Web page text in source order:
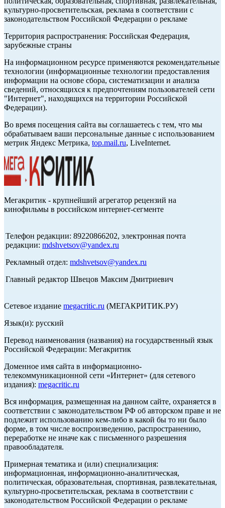
культурно-просветительская, реклама в соответствии с
законодательством Российской Федерации о рекламе
Территория распространения: Российская Федерация,
зарубежные страны
На информационном ресурсе применяются рекомендательные
технологии (информационные технологии предоставления
информации на основе сбора, систематизации и анализа
сведений, относящихся к предпочтениям пользователей сети
"Интернет", находящихся на территории Российской
Федерации).
Во время посещения сайта вы соглашаетесь с тем, что мы
обрабатываем ваши персональные данные с использованием
метрик Яндекс Метрика, top.mail.ru, LiveInternet.
Мегакритик - крупнейший агрегатор рецензий на
кинофильмы в российском интернет-сегменте
Телефон редакции: 89220866202, электронная почта
редакции: mdshvetsov@yandex.ru
Рекламный отдел: mdshvetsov@yandex.ru
Главный редактор Швецов Максим Дмитриевич
Сетевое издание megacritic.ru (МЕГАКРИТИК.РУ)
Язык(и): русский
Перевод наименования (названия) на государственный язык
Российской Федерации: Мегакритик
Доменное имя сайта в информационно-
телекоммуникационной сети «Интернет» (для сетевого
издания): megacritic.ru
Вся информация, размещенная на данном сайте, охраняется в
соответствии с законодательством РФ об авторском праве и не
подлежит использованию кем-либо в какой бы то ни было
форме, в том числе воспроизведению, распространению,
переработке не иначе как с письменного разрешения
правообладателя.
Примерная тематика и (или) специализация:
информационная, информационно-аналитическая,
политическая, образовательная, спортивная, развлекательная,
культурно-просветительская, реклама в соответствии с
законодательством Российской Федерации о рекламе